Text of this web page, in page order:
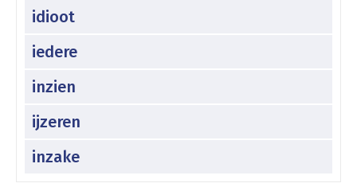
idioot
iedere
inzien
ijzeren
inzake